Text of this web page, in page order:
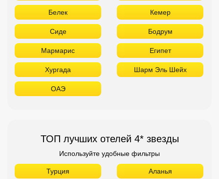
Белек Кемер
Сиде Бодрум
Мармарис Египет
Хургада Шарм Эль Шейх
ОАЭ
ТОП лучших отелей 4* звезды
Используйте удобные фильтры
Турция Аланья